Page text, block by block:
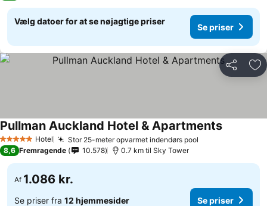
Vælg datoer for at se nøjagtige priser
Se priser
Del
5 Stjerner Hotel Stor 25-meter opvarmet indendørs pool
Pullman Auckland Hotel & Apartments
8,6 Fremragende 10.578 0.7 km til Sky Tower
Af 1.086 kr.
Se priser fra 12 hjemmesider Se priser